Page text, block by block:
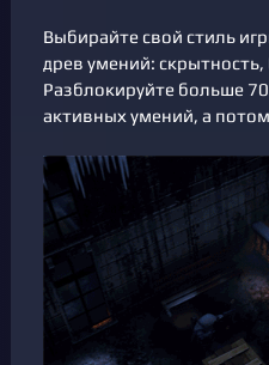
Выбирайте свой стиль
древ умений:
Разблокируйте больше
активных умений, а